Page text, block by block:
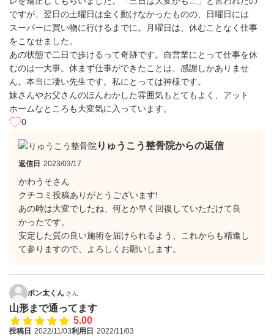
ですが、翌日の土曜日は全く動けなかったものの、日曜日には
スーパーに買い物に行けるまでに。月曜日は、休むことなく仕事
をこなせました。
あの状態で二日で歩けるって奇跡です。自営業にとって仕事を休
むのは一大事。休まず仕事ができたことは、感謝しかありませ
ん。本当に凄い先生です。私にとっては神様です。
妹さんやお父さんのほんわかした雰囲気もとてもよく、アット
ホームなところも大変気に入っています。
0
りゅうこう整骨院からの返信
返信日 2023/03/17
かわうそさん
クチコミ投稿ありがとうございます!
あの時は大変でしたね、何とか早く回復していただけて良
かったです。
安定した質の良い施術を届けられるよう、これからも精進し
て参りますので、よろしくお願いします。
ポン太くん さん
山形まで通ってます
5.00
投稿日 2022/11/03利用日 2022/11/03